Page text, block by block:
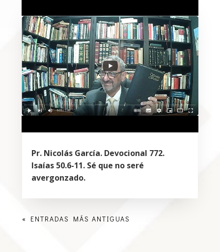
Pr. Nicolás García. Devocional 772.
Isaías 50.6-11. Sé que no seré
avergonzado.
« ENTRADAS MÁS ANTIGUAS